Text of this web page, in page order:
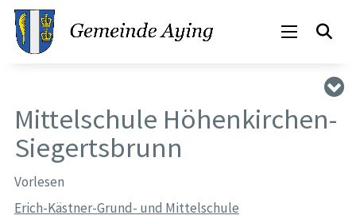
Mittelschule Höhenkirchen-
Siegertsbrunn
Vorlesen
Erich-Kästner-Grund- und Mittelschule